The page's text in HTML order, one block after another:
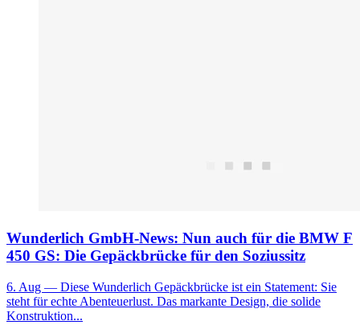
Wunderlich GmbH-News: Nun auch für die BMW F
450 GS: Die Gepäckbrücke für den Soziussitz
6. Aug — Diese Wunderlich Gepäckbrücke ist ein Statement: Sie
steht für echte Abenteuerlust. Das markante Design, die solide
Konstruktion...